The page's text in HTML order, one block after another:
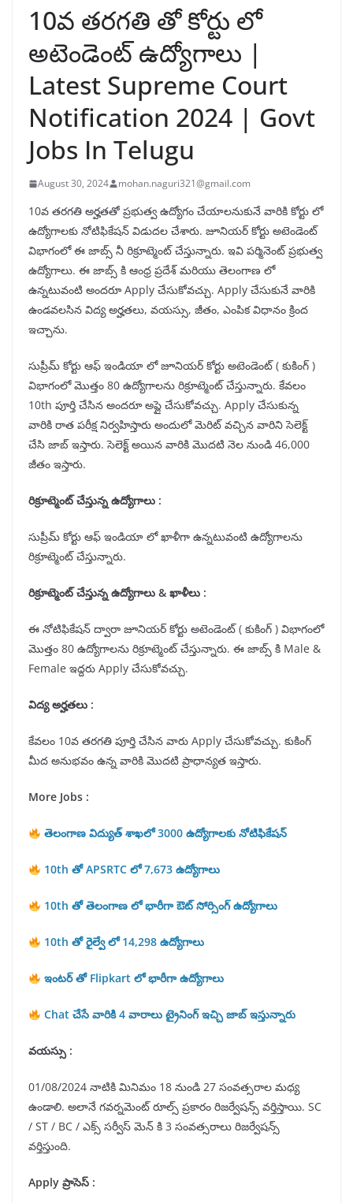
10వ తరగతి తో కోర్టు లో
అటెండెంట్ ఉద్యోగాలు |
Latest Supreme Court
Notification 2024 | Govt
Jobs In Telugu
August 30, 2024 mohan.naguri321@gmail.com
10వ తరగతి అర్హతతో ప్రభుత్వ ఉద్యోగం చేయాలనుకునే వారికి కోర్టు లో
ఉద్యోగాలకు నోటిఫికేషన్ విడుదల చేశారు. జూనియర్ కోర్టు అటెండెంట్
విభాగంలో ఈ జాబ్స్ నీ రిక్రూట్మెంట్ చేస్తున్నారు. ఇవి పర్మినెంట్ ప్రభుత్వ
ఉద్యోగాలు. ఈ జాబ్స్ కి ఆంధ్ర ప్రదేశ్ మరియు తెలంగాణ లో
ఉన్నటువంటి అందరూ Apply చేసుకోవచ్చు. Apply చేసుకునే వారికి
ఉండవలసిన విద్య అర్హతలు, వయస్సు, జీతం, ఎంపిక విధానం క్రింద
ఇచ్చాను.
సుప్రీమ్ కోర్టు ఆఫ్ ఇండియా లో జూనియర్ కోర్టు అటెండెంట్ ( కుకింగ్ )
విభాగంలో మొత్తం 80 ఉద్యోగాలను రిక్రూట్మెంట్ చేస్తున్నారు. కేవలం
10th పూర్తి చేసిన అందరూ అప్లై చేసుకోవచ్చు. Apply చేసుకున్న
వారికి రాత పరీక్ష నిర్వహిస్తారు అందులో మెరిట్ వచ్చిన వారిని సెలెక్ట్
చేసి జాబ్ ఇస్తారు. సెలెక్ట్ అయిన వారికి మొదటి నెల నుండి 46,000
జీతం ఇస్తారు.
రిక్రూట్మెంట్ చేస్తున్న ఉద్యోగాలు :
సుప్రీమ్ కోర్టు ఆఫ్ ఇండియా లో ఖాళీగా ఉన్నటువంటి ఉద్యోగాలను
రిక్రూట్మెంట్ చేస్తున్నారు.
రిక్రూట్మెంట్ చేస్తున్న ఉద్యోగాలు & ఖాళీలు :
ఈ నోటిఫికేషన్ ద్వారా జూనియర్ కోర్టు అటెండెంట్ ( కుకింగ్ ) విభాగంలో
మొత్తం 80 ఉద్యోగాలను రిక్రూట్మెంట్ చేస్తున్నారు. ఈ జాబ్స్ కి Male &
Female ఇద్దరు Apply చేసుకోవచ్చు.
విద్య అర్హతలు :
కేవలం 10వ తరగతి పూర్తి చేసిన వారు Apply చేసుకోవచ్చు. కుకింగ్
మీద అనుభవం ఉన్న వారికి మొదటి ప్రాధాన్యత ఇస్తారు.
More Jobs :
తెలంగాణ విద్యుత్ శాఖలో 3000 ఉద్యోగాలకు నోటిఫికేషన్
10th తో APSRTC లో 7,673 ఉద్యోగాలు
10th తో తెలంగాణ లో భారీగా ఔట్ సోర్సింగ్ ఉద్యోగాలు
10th తో రైల్వే లో 14,298 ఉద్యోగాలు
ఇంటర్ తో Flipkart లో భారీగా ఉద్యోగాలు
Chat చేసే వారికి 4 వారాలు ట్రైనింగ్ ఇచ్చి జాబ్ ఇస్తున్నారు
వయస్సు :
01/08/2024 నాటికి మినిమం 18 నుండి 27 సంవత్సరాల మధ్య
ఉండాలి. అలానే గవర్నమెంట్ రూల్స్ ప్రకారం రిజర్వేషన్స్ వర్తిస్తాయి. SC
/ ST / BC / ఎక్స్ సర్వీస్ మెన్ కి 3 సంవత్సరాలు రిజర్వేషన్స్
వర్తిస్తుంది.
Apply ప్రాసెస్ :